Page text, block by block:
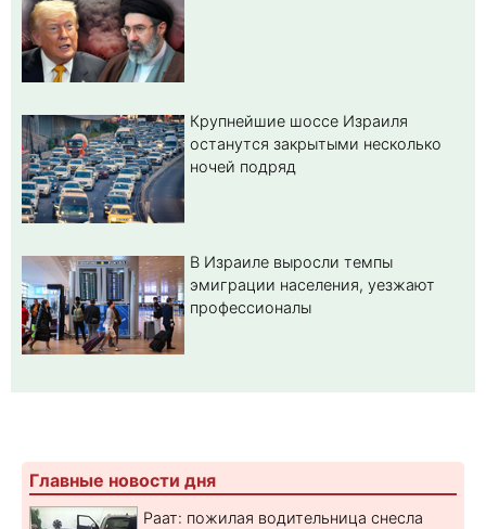
Крупнейшие шоссе Израиля
останутся закрытыми несколько
ночей подряд
В Израиле выросли темпы
эмиграции населения, уезжают
профессионалы
Главные новости дня
Раат: пожилая водительница снесла